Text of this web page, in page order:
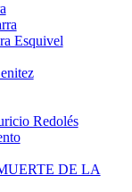
Esquivel
Redolés
DE LA